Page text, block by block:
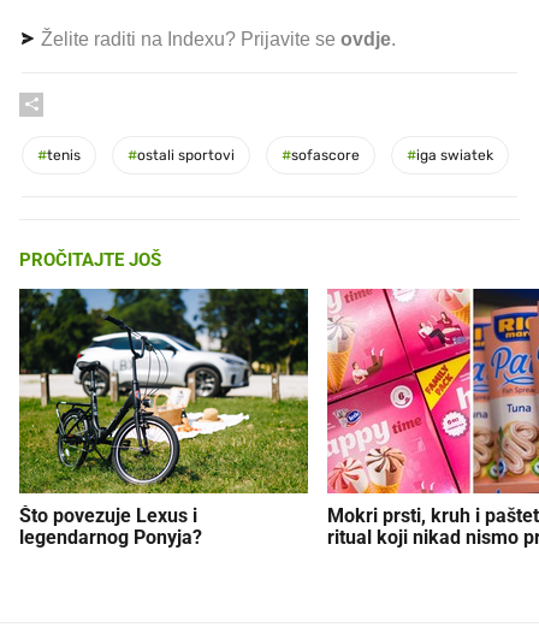
Želite raditi na Indexu? Prijavite se ovdje.
#tenis #ostali sportovi #sofascore #iga swiatek
PROČITAJTE JOŠ
Što povezuje Lexus i
legendarnog Ponyja?
Mokri prsti, kruh i
ritual koji nikad nismo